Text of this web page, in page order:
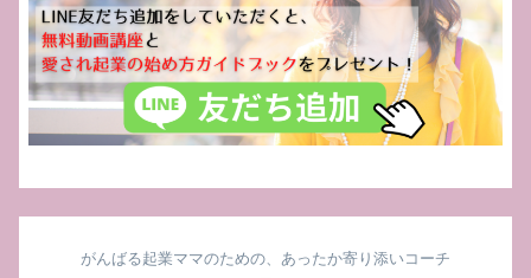
がんばる起業ママのための、あったか寄り添いコーチ